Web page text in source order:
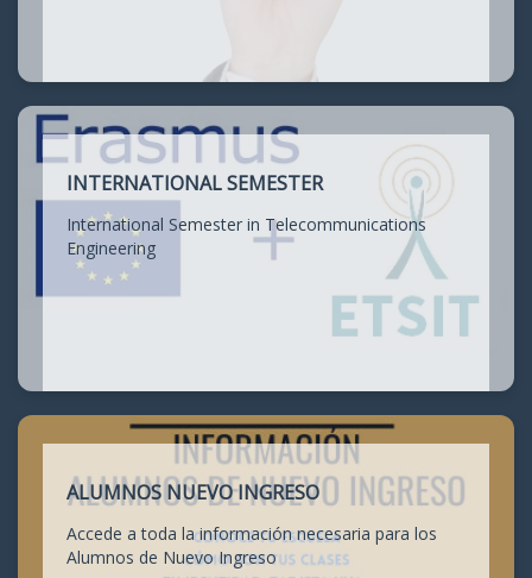
INTERNATIONAL SEMESTER
International Semester in Telecommunications
Engineering
ALUMNOS NUEVO INGRESO
Accede a toda la información necesaria para los
Alumnos de Nuevo Ingreso